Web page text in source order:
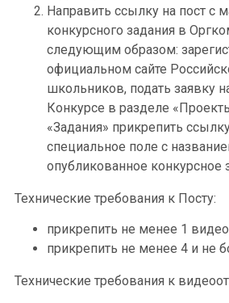
Направить ссылку на пост с
конкурсного задания в
следующим образом:
официальном сайте
школьников, подать заявку
Конкурсе в разделе
«Задания» прикрепить
специальное поле с
опубликованное конкурсное
Технические требования к Посту:
прикрепить не менее 1
прикрепить не менее 4 и не
Технические требования к